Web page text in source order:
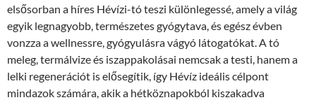
elsősorban a híres Hévízi-tó teszi különlegessé, amely a világ
egyik legnagyobb, természetes gyógytava, és egész évben
vonzza a wellnessre, gyógyulásra vágyó látogatókat. A tó
meleg, termálvize és iszappakolásai nemcsak a testi, hanem a
lelki regenerációt is elősegítik, így Hévíz ideális célpont
mindazok számára, akik a hétköznapokból kiszakadva